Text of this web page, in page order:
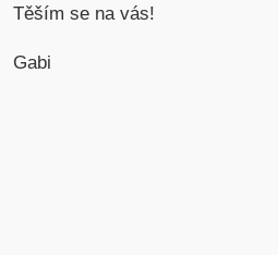
Těším se na vás!
Gabi